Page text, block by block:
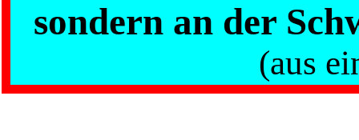
sondern an der
(aus